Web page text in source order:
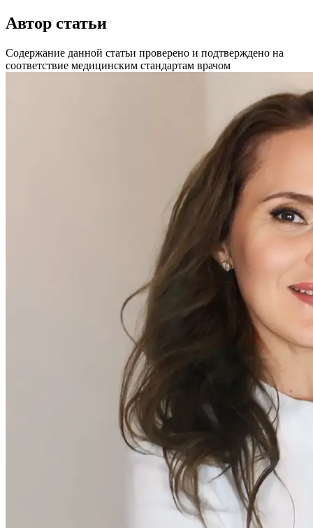
Автор статьи
Содержание данной статьи проверено и подтверждено на
соответствие медицинским стандартам врачом